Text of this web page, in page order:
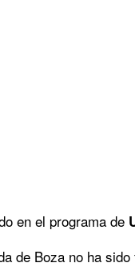
en el programa de
de Boza no ha